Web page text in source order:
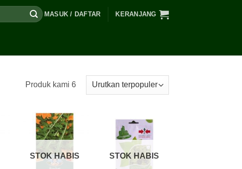
MASUK / DAFTAR KERANJANG
Produk kami 6
STOK HABIS STOK HABIS